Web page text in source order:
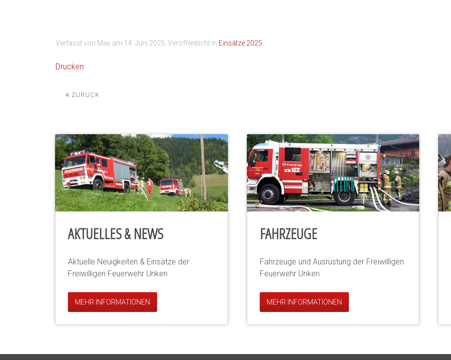
Verfasst von Max am 14. Juni 2025. Veröffentlicht in Einsätze 2025
Drucken
ZURÜCK
AKTUELLES & NEWS
Aktuelle Neuigkeiten & Einsätze der
Freiwilligen Feuerwehr Unken
MEHR INFORMATIONEN
FAHRZEUGE
Fahrzeuge und Ausrüstung der Freiwilligen
Feuerwehr Unken
MEHR INFORMATIONEN